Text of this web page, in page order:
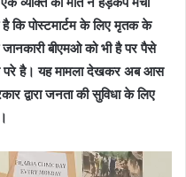
कि पोस्टमार्टम के लिए मृतक के
बीएमओ को भी है पर पैसे
से परे है। यह मामला देखकर अब आस
द्वारा जनता की सुविधा के लिए